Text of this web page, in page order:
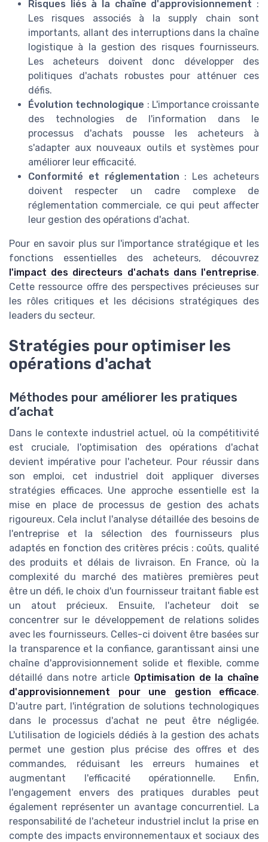
Risques liés à la chaîne d'approvisionnement :
Les risques associés à la supply chain sont
importants, allant des interruptions dans la chaîne
logistique à la gestion des risques fournisseurs.
Les acheteurs doivent donc développer des
politiques d'achats robustes pour atténuer ces
défis.
Évolution technologique : L'importance croissante
des technologies de l'information dans le
processus d'achats pousse les acheteurs à
s'adapter aux nouveaux outils et systèmes pour
améliorer leur efficacité.
Conformité et réglementation : Les acheteurs
doivent respecter un cadre complexe de
réglementation commerciale, ce qui peut affecter
leur gestion des opérations d'achat.
Pour en savoir plus sur l'importance stratégique et les
fonctions essentielles des acheteurs, découvrez
l'impact des directeurs d'achats dans l'entreprise.
Cette ressource offre des perspectives précieuses sur
les rôles critiques et les décisions stratégiques des
leaders du secteur.
Stratégies pour optimiser les
opérations d'achat
Méthodes pour améliorer les pratiques
d’achat
Dans le contexte industriel actuel, où la compétitivité
est cruciale, l'optimisation des opérations d'achat
devient impérative pour l'acheteur. Pour réussir dans
son emploi, cet industriel doit appliquer diverses
stratégies efficaces. Une approche essentielle est la
mise en place de processus de gestion des achats
rigoureux. Cela inclut l'analyse détaillée des besoins de
l'entreprise et la sélection des fournisseurs plus
adaptés en fonction des critères précis : coûts, qualité
des produits et délais de livraison. En France, où la
complexité du marché des matières premières peut
être un défi, le choix d'un fournisseur traitant fiable est
un atout précieux. Ensuite, l'acheteur doit se
concentrer sur le développement de relations solides
avec les fournisseurs. Celles-ci doivent être basées sur
la transparence et la confiance, garantissant ainsi une
chaîne d'approvisionnement solide et flexible, comme
détaillé dans notre article Optimisation de la chaîne
d'approvisionnement pour une gestion efficace.
D'autre part, l'intégration de solutions technologiques
dans le processus d'achat ne peut être négligée.
L'utilisation de logiciels dédiés à la gestion des achats
permet une gestion plus précise des offres et des
commandes, réduisant les erreurs humaines et
augmentant l'efficacité opérationnelle. Enfin,
l'engagement envers des pratiques durables peut
également représenter un avantage concurrentiel. La
responsabilité de l'acheteur industriel inclut la prise en
compte des impacts environnementaux et sociaux des